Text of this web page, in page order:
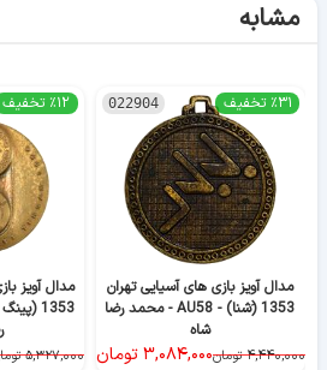
مشابه
022904
مدال آویز بازی های آسیایی تهران
1353 (َشنا) - AU58 - محمد رضا
شاه
٪۳۱ تخفیف
۴,۴۴۰,۰۰۰ تومان۳,۰۸۴,۰۰۰تومان
مدال آویز
٪۱۲ تخفیف
۵,۳۲۷,۰۰۰